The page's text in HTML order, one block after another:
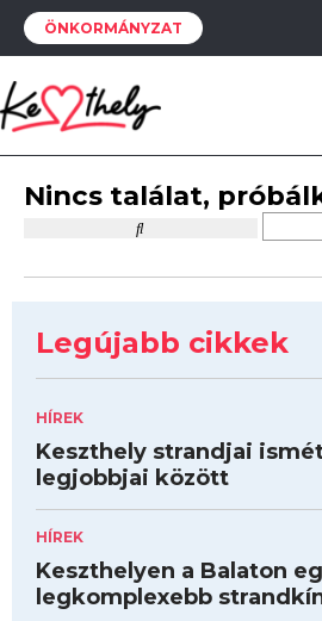
ÖNKORMÁNYZAT
Nincs találat,
Legújabb cikkek
HÍREK
Keszthely strandjai
legjobbjai között
HÍREK
Keszthelyen a Balaton
legkomplexebb